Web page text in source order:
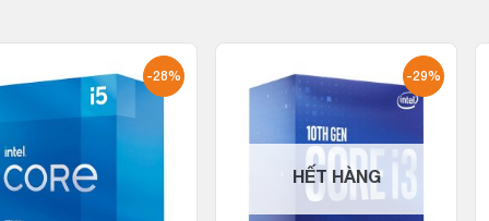
-28% -29%
HẾT HÀNG